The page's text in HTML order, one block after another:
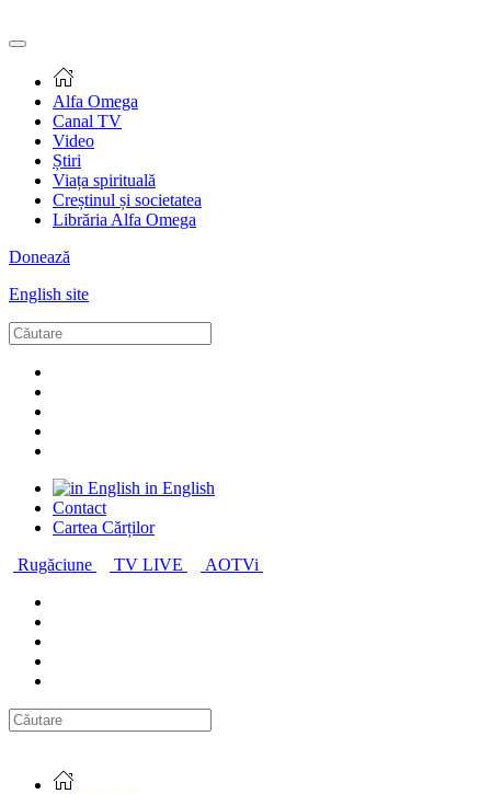
Alfa Omega
Canal TV
Video
Știri
Viața spirituală
Creștinul și societatea
Librăria Alfa Omega
Donează
English site
in English
Contact
Cartea Cărților
Rugăciune
TV LIVE AOTVi